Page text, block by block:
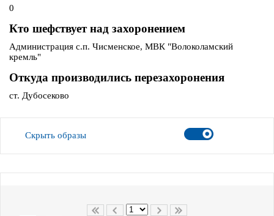
0
Кто шефствует над захоронением
Администрация с.п. Чисменское, МВК "Волоколамский
кремль"
Откуда производились перезахоронения
ст. Дубосеково
Скрыть образы